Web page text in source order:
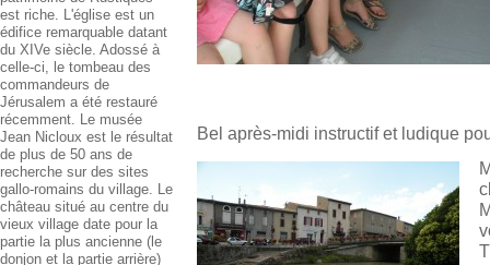
est riche. L'église est un
édifice remarquable datant
du XIVe siècle. Adossé à
celle-ci, le tombeau des
commandeurs de
Jérusalem a été restauré
récemment. Le musée
Jean Nicloux est le résultat
de plus de 50 ans de
recherche sur des sites
gallo-romains du village. Le
château situé au centre du
vieux village date pour la
partie la plus ancienne (le
donjon et la partie arrière)
Bel après-midi instructif et ludique